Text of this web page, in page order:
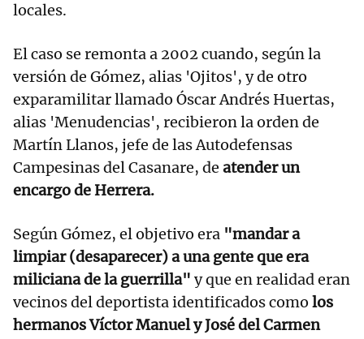
locales.
El caso se remonta a 2002 cuando, según la
versión de Gómez, alias 'Ojitos', y de otro
exparamilitar llamado Óscar Andrés Huertas,
alias 'Menudencias', recibieron la orden de
Martín Llanos, jefe de las Autodefensas
Campesinas del Casanare, de atender un
encargo de Herrera.
Según Gómez, el objetivo era "mandar a
limpiar (desaparecer) a una gente que era
miliciana de la guerrilla" y que en realidad eran
vecinos del deportista identificados como los
hermanos Víctor Manuel y José del Carmen